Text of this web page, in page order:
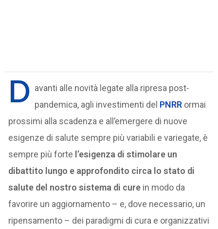
D avanti alle novità legate alla ripresa post-
pandemica, agli investimenti del PNRR ormai
prossimi alla scadenza e all’emergere di nuove
esigenze di salute sempre più variabili e variegate, è
sempre più forte l’esigenza di stimolare un
dibattito lungo e approfondito circa lo stato di
salute del nostro sistema di cure in modo da
favorire un aggiornamento – e, dove necessario, un
ripensamento – dei paradigmi di cura e organizzativi